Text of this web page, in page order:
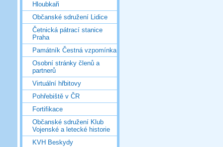
Hloubkaři
Občanské sdružení Lidice
Četnická pátrací stanice
Praha
Památník Čestná vzpomínka
Osobní stránky členů a
partnerů
Virtuální hřbitovy
Pohřebiště v ČR
Fortifikace
Občanské sdružení Klub
Vojenské a letecké historie
KVH Beskydy